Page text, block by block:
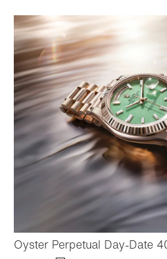
Oyster Perpetual Day-Date